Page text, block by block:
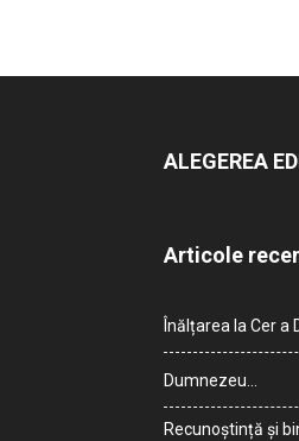
ALEGEREA
Articole
Înălțarea la Cer a
Dumnezeu…
Recunoștință și